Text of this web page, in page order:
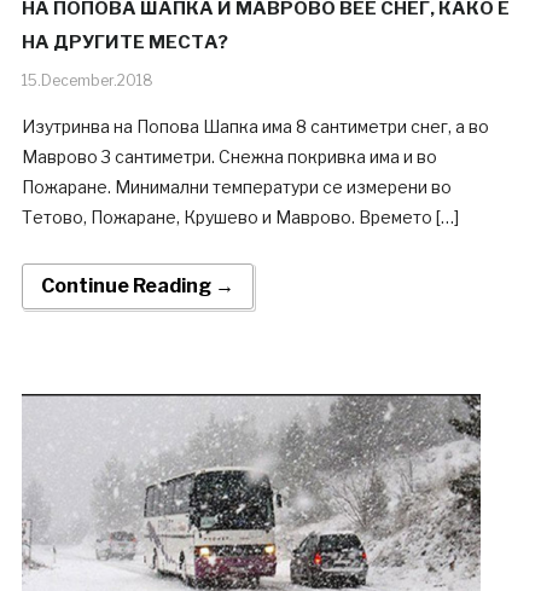
НА ПОПОВА ШАПКА И МАВРОВО ВЕЕ СНЕГ, КАКО Е
НА ДРУГИТЕ МЕСТА?
15.December.2018
Изутринва на Попова Шапка има 8 сантиметри снег, а во
Маврово 3 сантиметри. Снежна покривка има и во
Пожаране. Минимални температури се измерени во
Тетово, Пожаране, Крушево и Маврово. Времето […]
Continue Reading →